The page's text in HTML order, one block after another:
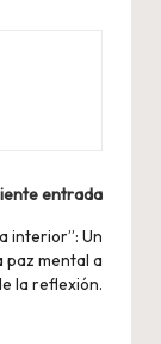
entrada
interior”: Un
paz mental a
la reflexión.